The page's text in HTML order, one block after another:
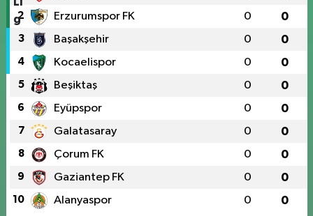
2 Erzurumspor FK 0 0
3 Başakşehir 0 0
4 Kocaelispor 0 0
5 Beşiktaş 0 0
6 Eyüpspor 0 0
7 Galatasaray 0 0
8 Çorum FK 0 0
9 Gaziantep FK 0 0
10 Alanyaspor 0 0